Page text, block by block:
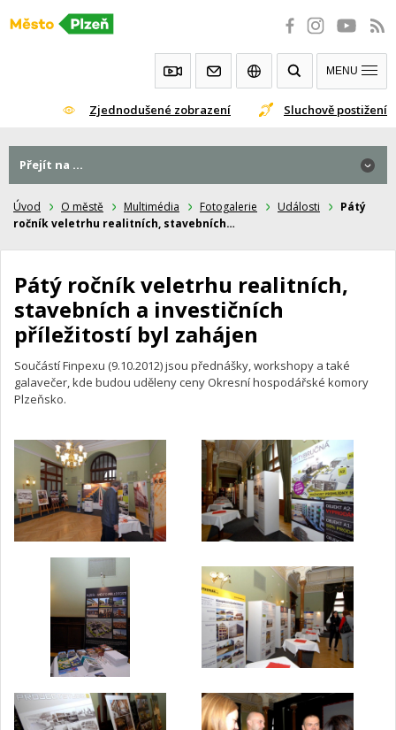
Přeskočit
Zjednodušené zobrazení Sluchově postižení
MENU
Úvod O městě Multimédia Fotogalerie Události
Pátý
ročník veletrhu realitních, stavebních…
Pátý ročník veletrhu realitních,
stavebních a investičních
příležitostí byl zahájen
Součástí Finpexu (9.10.2012) jsou přednášky, workshopy a také
galavečer, kde budou uděleny ceny Okresní hospodářské komory
Plzeňsko.
Přejít na ...
Přejít na ...